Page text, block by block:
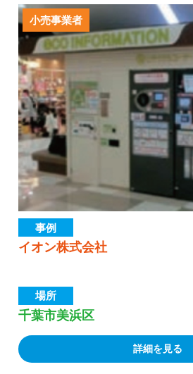
小売事業者
事例
イオン株式会社
場所
千葉市美浜区
詳細を見る